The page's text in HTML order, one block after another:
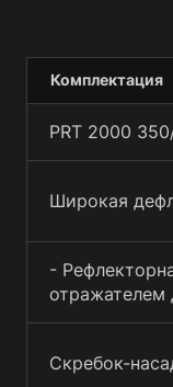
Комплектация
PRT 2000
Широкая
-
отражателем
Скребок-